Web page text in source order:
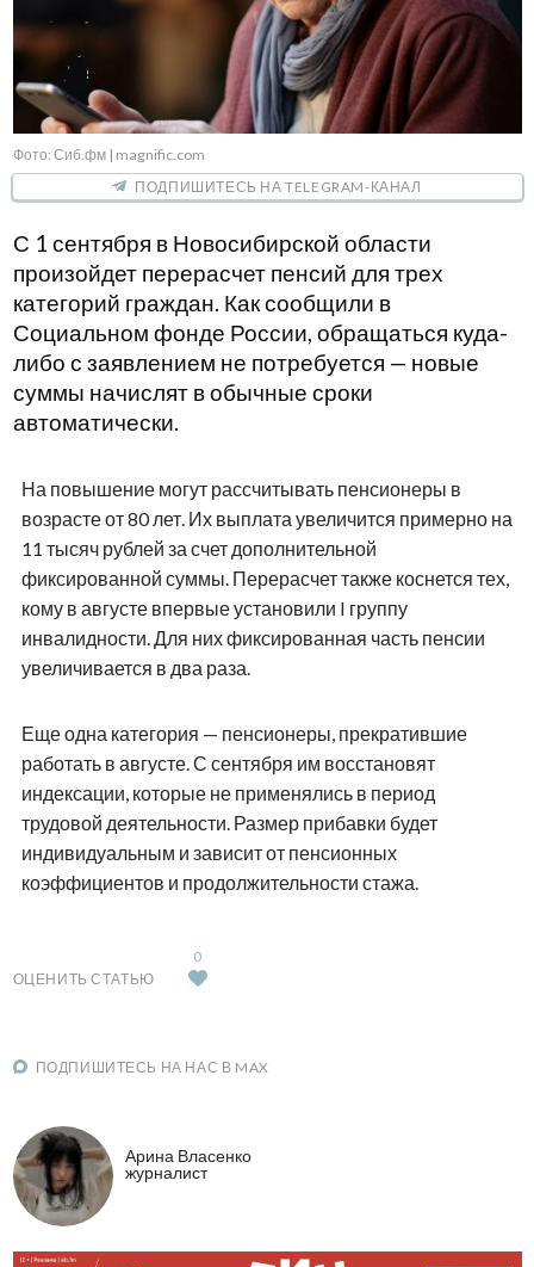
Фото: Сиб.фм | magnific.com
ПОДПИШИТЕСЬ НА TELEGRAM-КАНАЛ
С 1 сентября в Новосибирской области
произойдет перерасчет пенсий для трех
категорий граждан. Как сообщили в
Социальном фонде России, обращаться куда-
либо с заявлением не потребуется — новые
суммы начислят в обычные сроки
автоматически.
На повышение могут рассчитывать пенсионеры в
возрасте от 80 лет. Их выплата увеличится примерно на
11 тысяч рублей за счет дополнительной
фиксированной суммы. Перерасчет также коснется тех,
кому в августе впервые установили I группу
инвалидности. Для них фиксированная часть пенсии
увеличивается в два раза.
Еще одна категория — пенсионеры, прекратившие
работать в августе. С сентября им восстановят
индексации, которые не применялись в период
трудовой деятельности. Размер прибавки будет
индивидуальным и зависит от пенсионных
коэффициентов и продолжительности стажа.
ОЦЕНИТЬ СТАТЬЮ
0
ПОДПИШИТЕСЬ НА НАС В MAX
Арина Власенко
журналист